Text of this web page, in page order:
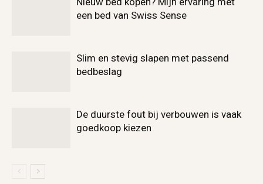
een bed van Swiss Sense
Slim en stevig slapen met passend
bedbeslag
De duurste fout bij verbouwen is vaak
goedkoop kiezen